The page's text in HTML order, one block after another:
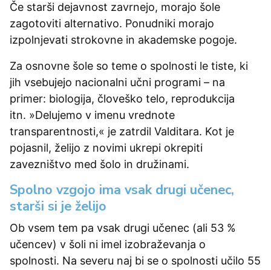
Če starši dejavnost zavrnejo, morajo šole
zagotoviti alternativo. Ponudniki morajo
izpolnjevati strokovne in akademske pogoje.
Za osnovne šole so teme o spolnosti le tiste, ki
jih vsebujejo nacionalni učni programi – na
primer: biologija, človeško telo, reprodukcija
itn. »Delujemo v imenu vrednote
transparentnosti,« je zatrdil Valditara. Kot je
pojasnil, želijo z novimi ukrepi okrepiti
zavezništvo med šolo in družinami.
Spolno vzgojo ima vsak drugi učenec,
starši si je želijo
Ob vsem tem pa vsak drugi učenec (ali 53 %
učencev) v šoli ni imel izobraževanja o
spolnosti. Na severu naj bi se o spolnosti učilo 55